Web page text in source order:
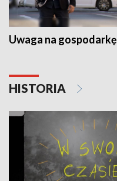
Uwaga na gospodarkę
HISTORIA